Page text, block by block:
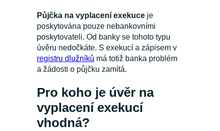
Půjčka na vyplacení exekuce je
poskytována pouze nebankovními
poskytovateli. Od banky se tohoto typu
úvěru nedočkáte. S exekucí a zápisem v
registru dlužníků má totiž banka problém
a žádosti o půjčku zamítá.
Pro koho je úvěr na
vyplacení exekucí
vhodná?